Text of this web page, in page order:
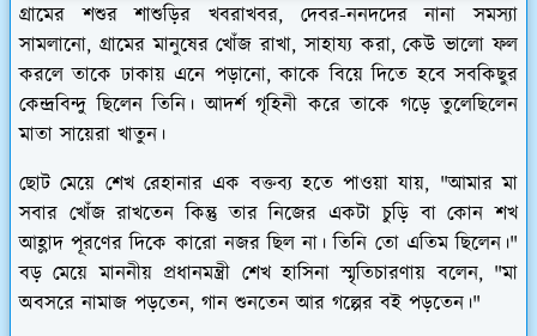
গ্রামের শশুর শাশুড়ির খবরাখবর, দেবর-ননদদের নানা সমস্যা
সামলানো, গ্রামের মানুষের খোঁজ রাখা, সাহায্য করা, কেউ ভালো ফল
করলে তাকে ঢাকায় এনে পড়ানো, কাকে বিয়ে দিতে হবে সবকিছুর
কেন্দ্রবিন্দু ছিলেন তিনি। আদর্শ গৃহিনী করে তাকে গড়ে তুলেছিলেন
মাতা সায়েরা খাতুন।
ছোট মেয়ে শেখ রেহানার এক বক্তব্য হতে পাওয়া যায়, "আমার মা
সবার খোঁজ রাখতেন কিন্তু তার নিজের একটা চুড়ি বা কোন শখ
আহ্লাদ পূরণের দিকে কারো নজর ছিল না। তিনি তো এতিম ছিলেন।"
বড় মেয়ে মাননীয় প্রধানমন্ত্রী শেখ হাসিনা স্মৃতিচারণায় বলেন, "মা
অবসরে নামাজ পড়তেন, গান শুনতেন আর গল্পের বই পড়তেন।"